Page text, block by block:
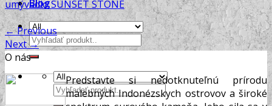
Blog
Hľadať:
Hľadať:
umývadlo SUNSET STONE
←Previous
Next→
O nás
Predstavte si nedotknuteľnú prírodu
malebných Indonézskych ostrovov a široké